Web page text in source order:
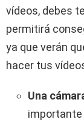
vídeos, debes
permitirá
ya que verán
hacer tus
Una